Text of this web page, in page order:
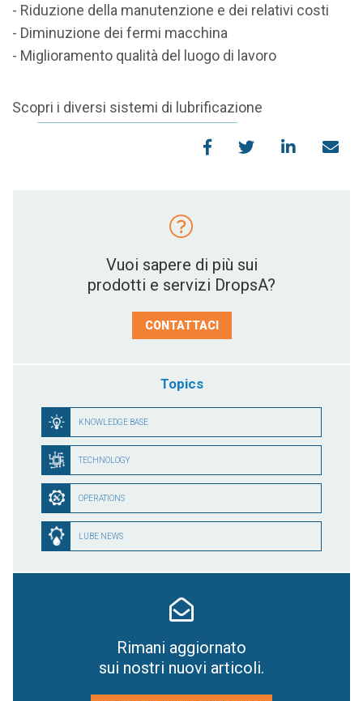
- Riduzione della manutenzione e dei relativi costi
- Diminuzione dei fermi macchina
- Miglioramento qualità del luogo di lavoro
Scopri i diversi sistemi di lubrificazione
Vuoi sapere di più sui
prodotti e servizi DropsA?
CONTATTACI
Topics
KNOWLEDGE BASE
TECHNOLOGY
OPERATIONS
LUBE NEWS
Rimani aggiornato
sui nostri nuovi articoli.